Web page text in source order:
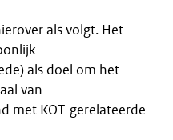
als volgt. Het
als doel om het
van
met KOT-gerelateerde